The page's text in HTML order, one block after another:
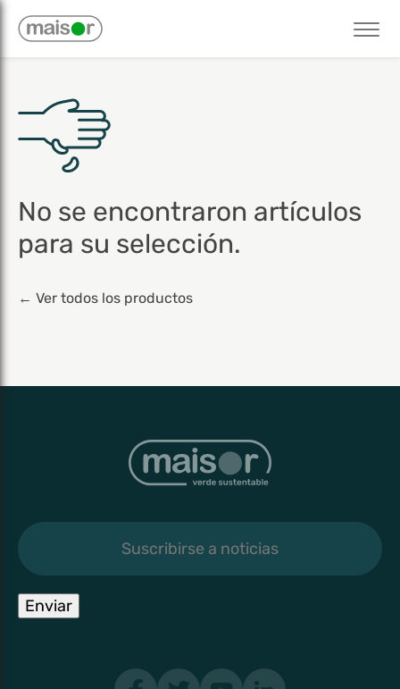
No se encontraron artículos
para su selección.
← Ver todos los productos
Enviar